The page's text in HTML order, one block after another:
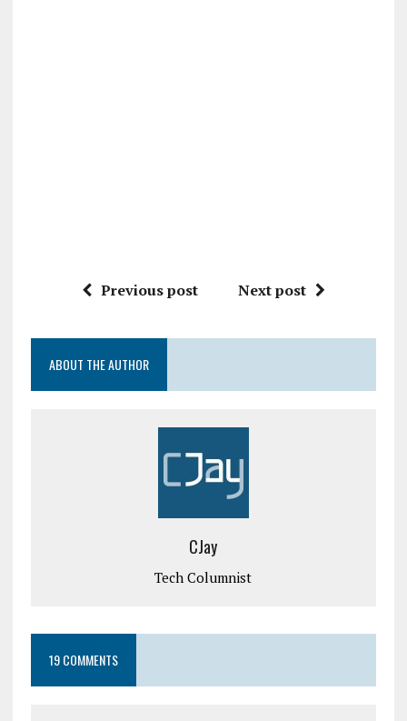
Previous post Next post
ABOUT THE AUTHOR
CJay
Tech Columnist
19 COMMENTS